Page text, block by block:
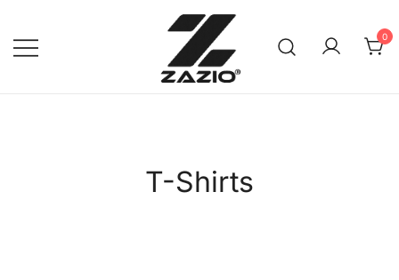
content
0
T-Shirts